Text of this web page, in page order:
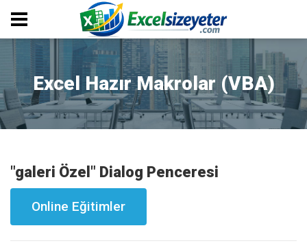
Excel Hazır Makrolar (VBA)
"galeri Özel" Dialog Penceresi
Online Eğitimler